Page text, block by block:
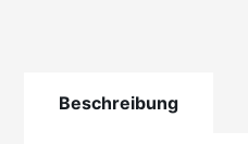
Beschreibung